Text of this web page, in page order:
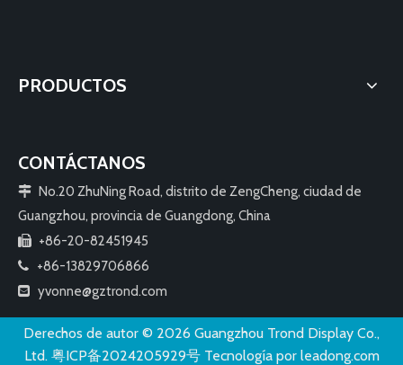
PRODUCTOS
CONTÁCTANOS

No.20 ZhuNing Road, distrito de ZengCheng, ciudad de
Guangzhou, provincia de Guangdong, China
 +86-20-82451945
 +86-13829706866
 yvonne@gztrond.com
Derechos de autor ©️ 2026 Guangzhou Trond Display Co.,
Ltd. 粤ICP备2024205929号Tecnología por leadong.com